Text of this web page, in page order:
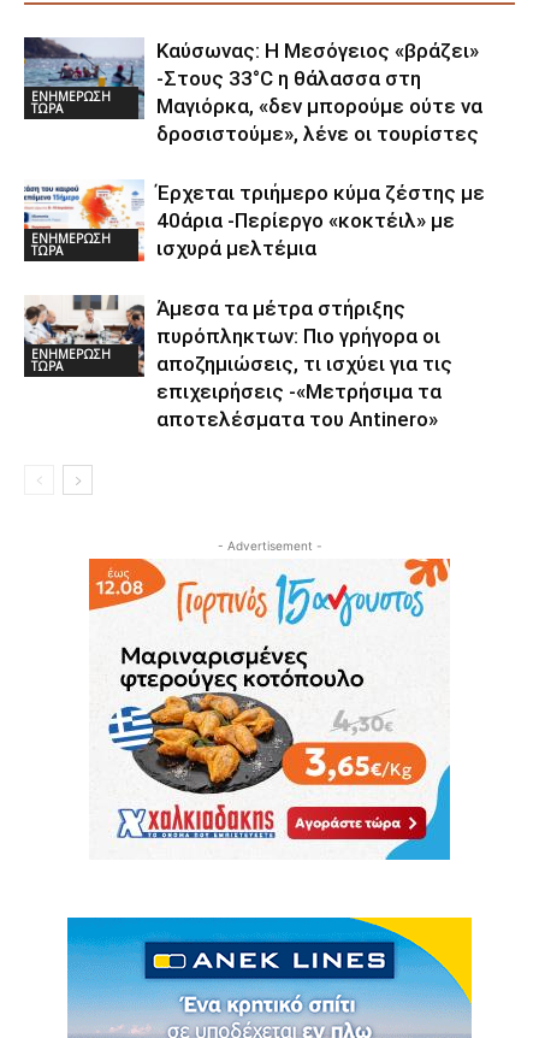
ΕΝΗΜΕΡΩΣΗ
ΤΩΡΑ
Καύσωνας: Η Μεσόγειος «βράζει»
-Στους 33°C η θάλασσα στη
Μαγιόρκα, «δεν μπορούμε ούτε να
δροσιστούμε», λένε οι τουρίστες
ΕΝΗΜΕΡΩΣΗ
ΤΩΡΑ
Έρχεται τριήμερο κύμα ζέστης με
40άρια -Περίεργο «κοκτέιλ» με
ισχυρά μελτέμια
ΕΝΗΜΕΡΩΣΗ
ΤΩΡΑ
Άμεσα τα μέτρα στήριξης
πυρόπληκτων: Πιο γρήγορα οι
αποζημιώσεις, τι ισχύει για τις
επιχειρήσεις -«Μετρήσιμα τα
αποτελέσματα του Αntinero»
- Advertisement -